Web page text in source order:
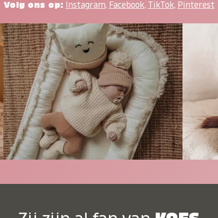
Volg ons op: Instagram, Facebook, TikTok, Pinterest